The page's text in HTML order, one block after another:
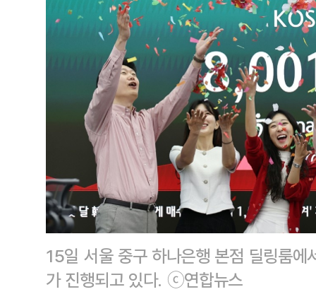
15일 서울 중구 하나은행 본점 딜링룸
가 진행되고 있다. ⓒ연합뉴스